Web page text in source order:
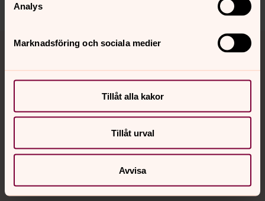
Analys
Marknadsföring och sociala medier
Tillåt alla kakor
Tillåt urval
Avvisa
Hitta snabbt